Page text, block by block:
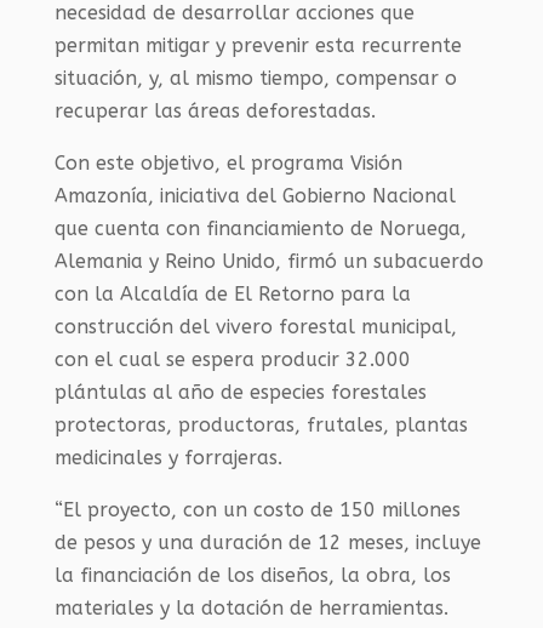
necesidad de desarrollar acciones que
permitan mitigar y prevenir esta recurrente
situación, y, al mismo tiempo, compensar o
recuperar las áreas deforestadas.
Con este objetivo, el programa Visión
Amazonía, iniciativa del Gobierno Nacional
que cuenta con financiamiento de Noruega,
Alemania y Reino Unido, firmó un subacuerdo
con la Alcaldía de El Retorno para la
construcción del vivero forestal municipal,
con el cual se espera producir 32.000
plántulas al año de especies forestales
protectoras, productoras, frutales, plantas
medicinales y forrajeras.
“El proyecto, con un costo de 150 millones
de pesos y una duración de 12 meses, incluye
la financiación de los diseños, la obra, los
materiales y la dotación de herramientas.